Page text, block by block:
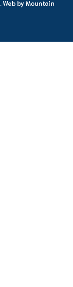
by Mountain